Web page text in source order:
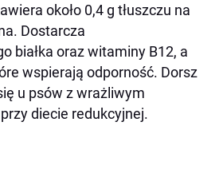
około 0,4 g tłuszczu na
Dostarcza
białka oraz witaminy B12, a
wspierają odporność. Dorsz
u psów z wrażliwym
diecie redukcyjnej.